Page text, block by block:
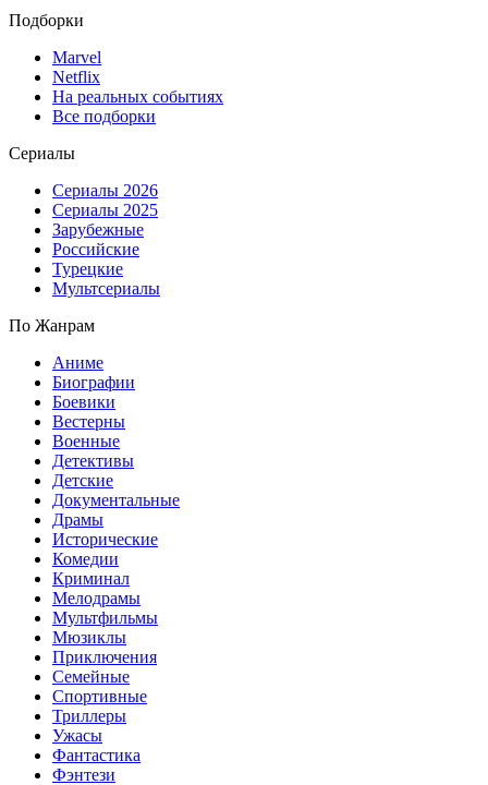
Подборки
Marvel
Netflix
На реальных событиях
Все подборки
Сериалы
Сериалы 2026
Сериалы 2025
Зарубежные
Российские
Турецкие
Мультсериалы
По Жанрам
Аниме
Биографии
Боевики
Вестерны
Военные
Детективы
Детские
Документальные
Драмы
Исторические
Комедии
Криминал
Мелодрамы
Мультфильмы
Мюзиклы
Приключения
Семейные
Спортивные
Триллеры
Ужасы
Фантастика
Фэнтези